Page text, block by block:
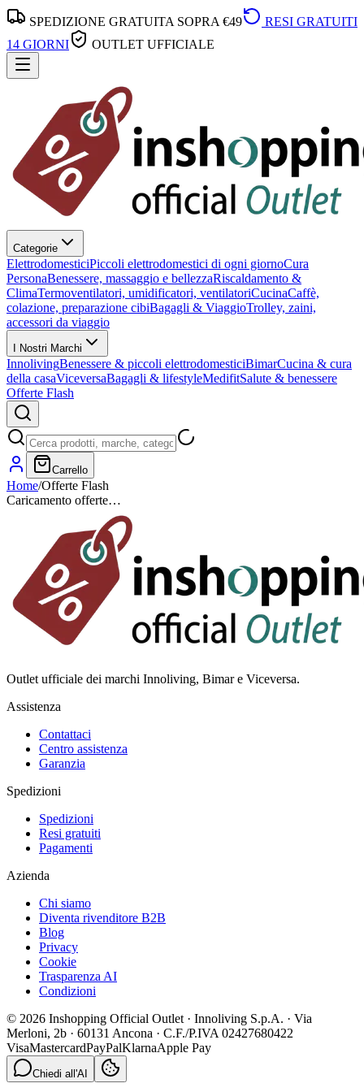
SPEDIZIONE GRATUITA SOPRA €49
RESI GRATUITI
14 GIORNI
OUTLET UFFICIALE
Categorie
ElettrodomesticiPiccoli elettrodomestici di ogni giornoCura
PersonaBenessere, massaggio e bellezzaRiscaldamento &
ClimaTermoventilatori, umidificatori, ventilatoriCucinaCaffè,
colazione, preparazione cibiBagagli & ViaggioTrolley, zaini,
accessori da viaggio
I Nostri Marchi
InnolivingBenessere & piccoli elettrodomesticiBimarCucina & cura
della casaViceversaBagagli & lifestyleMedifitSalute & benessere
Offerte Flash
Carrello
Home/Offerte Flash
Caricamento offerte…
Outlet ufficiale dei marchi Innoliving, Bimar e Viceversa.
Assistenza
Contattaci
Centro assistenza
Garanzia
Spedizioni
Spedizioni
Resi gratuiti
Pagamenti
Azienda
Chi siamo
Diventa rivenditore B2B
Blog
Privacy
Cookie
Trasparenza AI
Condizioni
© 2026 Inshopping Official Outlet · Innoliving S.p.A. · Via
Merloni, 2b · 60131 Ancona · C.F./P.IVA 02427680422
VisaMastercardPayPalKlarnaApple Pay
Chiedi all'AI